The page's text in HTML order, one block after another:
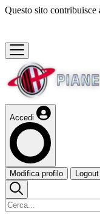
Questo sito contribuisce
Accedi
Modifica profilo Logout